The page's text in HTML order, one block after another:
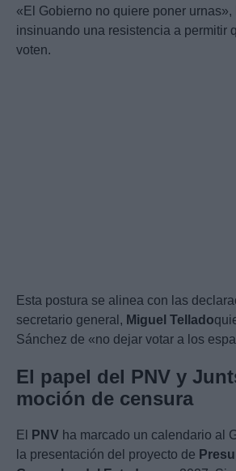
«El Gobierno no quiere poner urnas»,
insinuando una resistencia a permitir
voten.
Esta postura se alinea con las
secretario general, Miguel Tellado
Sánchez de «no dejar votar a los
El papel del PNV y
moción de censura
El PNV ha marcado un calendario al
la presentación del proyecto de